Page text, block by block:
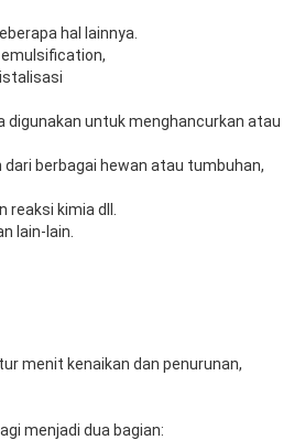
hal lainnya.
digunakan untuk menghancurkan atau
berbagai hewan atau tumbuhan,
kimia dll.
lain-lain.
menit kenaikan dan penurunan,
menjadi dua bagian: